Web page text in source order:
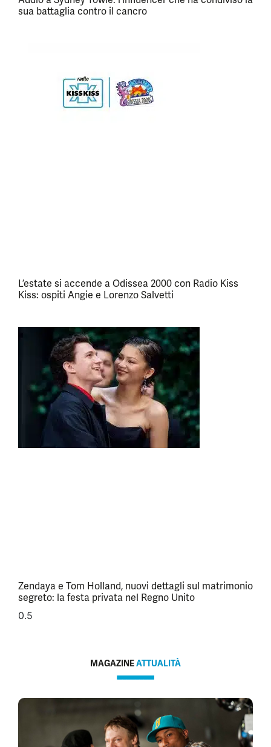
sua battaglia contro il cancro
L’estate si accende a Odissea 2000 con Radio Kiss
Kiss: ospiti Angie e Lorenzo Salvetti
Zendaya e Tom Holland, nuovi dettagli sul matrimonio
segreto: la festa privata nel Regno Unito
MAGAZINEATTUALITÀ